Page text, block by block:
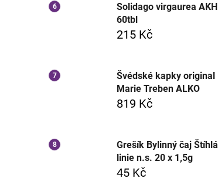
Solidago virgaurea AKH
60tbl
215 Kč
Švédské kapky original
Marie Treben ALKO
819 Kč
Grešík Bylinný čaj Štíhlá
linie n.s. 20 x 1,5g
45 Kč